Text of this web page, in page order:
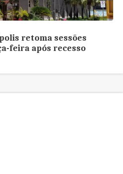
retoma sessões
feira após recesso